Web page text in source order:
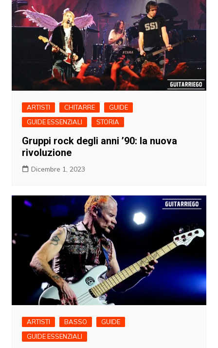
ARTISTI CHITARRE
GUIDE
GUIDE ESSENZIALI
STORIA
Gruppi rock degli anni ’90: la nuova
rivoluzione
Dicembre 1, 2023
ARTISTI BASSO
GUIDE
GUIDE ESSENZIALI